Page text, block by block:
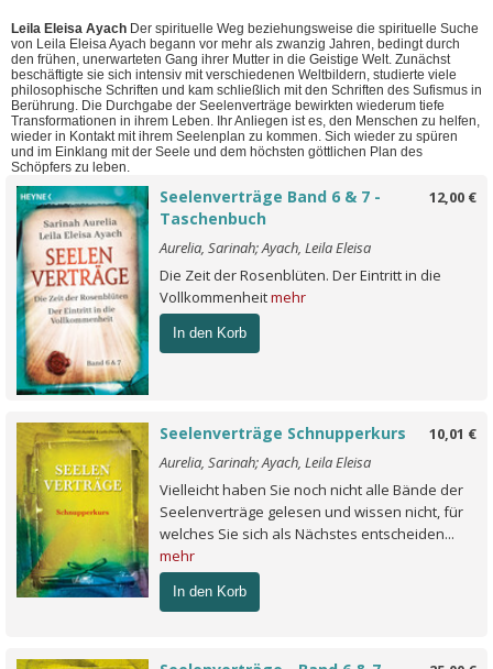
Leila Eleisa Ayach Der spirituelle Weg beziehungsweise die spirituelle Suche
von Leila Eleisa Ayach begann vor mehr als zwanzig Jahren, bedingt durch
den frühen, unerwarteten Gang ihrer Mutter in die Geistige Welt. Zunächst
beschäftigte sie sich intensiv mit verschiedenen Weltbildern, studierte viele
philosophische Schriften und kam schließlich mit den Schriften des Sufismus in
Berührung. Die Durchgabe der Seelenverträge bewirkten wiederum tiefe
Transformationen in ihrem Leben. Ihr Anliegen ist es, den Menschen zu helfen,
wieder in Kontakt mit ihrem Seelenplan zu kommen. Sich wieder zu spüren
und im Einklang mit der Seele und dem höchsten göttlichen Plan des
Schöpfers zu leben.
12,00 €
Seelenverträge Band 6 & 7 -
Taschenbuch
Aurelia, Sarinah; Ayach, Leila Eleisa
Die Zeit der Rosenblüten. Der Eintritt in die
Vollkommenheitmehr
In den Korb
10,01 €
Seelenverträge Schnupperkurs
Aurelia, Sarinah; Ayach, Leila Eleisa
Vielleicht haben Sie noch nicht alle Bände der
Seelenverträge gelesen und wissen nicht, für
welches Sie sich als Nächstes entscheiden...
mehr
In den Korb